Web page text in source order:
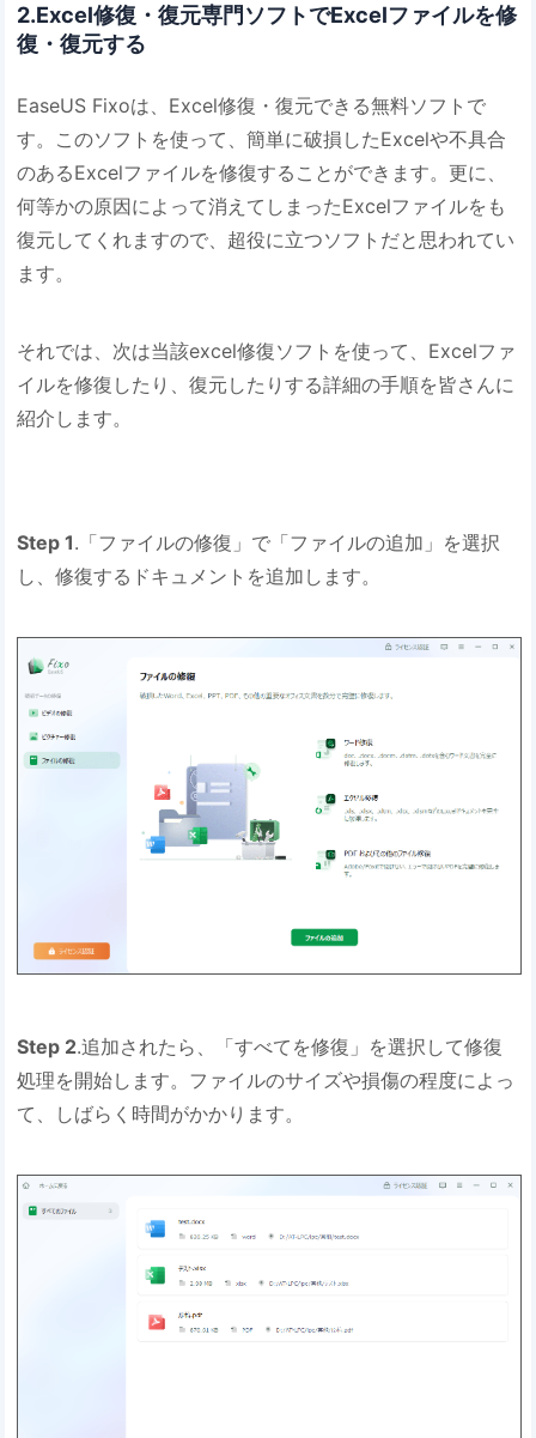
2.Excel修復・復元専門ソフトでExcelファイルを修
復・復元する
EaseUS Fixoは、Excel修復・復元できる無料ソフトで
す。このソフトを使って、簡単に破損したExcelや不具合
のあるExcelファイルを修復することができます。更に、
何等かの原因によって消えてしまったExcelファイルをも
復元してくれますので、超役に立つソフトだと思われてい
ます。
それでは、次は当該excel修復ソフトを使って、Excelファ
イルを修復したり、復元したりする詳細の手順を皆さんに
紹介します。
Step 1.「ファイルの修復」で「ファイルの追加」を選択
し、修復するドキュメントを追加します。
Step 2.追加されたら、「すべてを修復」を選択して修復
処理を開始します。ファイルのサイズや損傷の程度によっ
て、しばらく時間がかかります。